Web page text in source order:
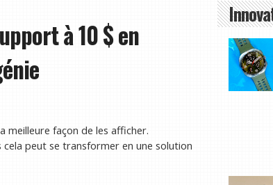
à 10 $ en
meilleure façon de les afficher.
peut se transformer en une solution